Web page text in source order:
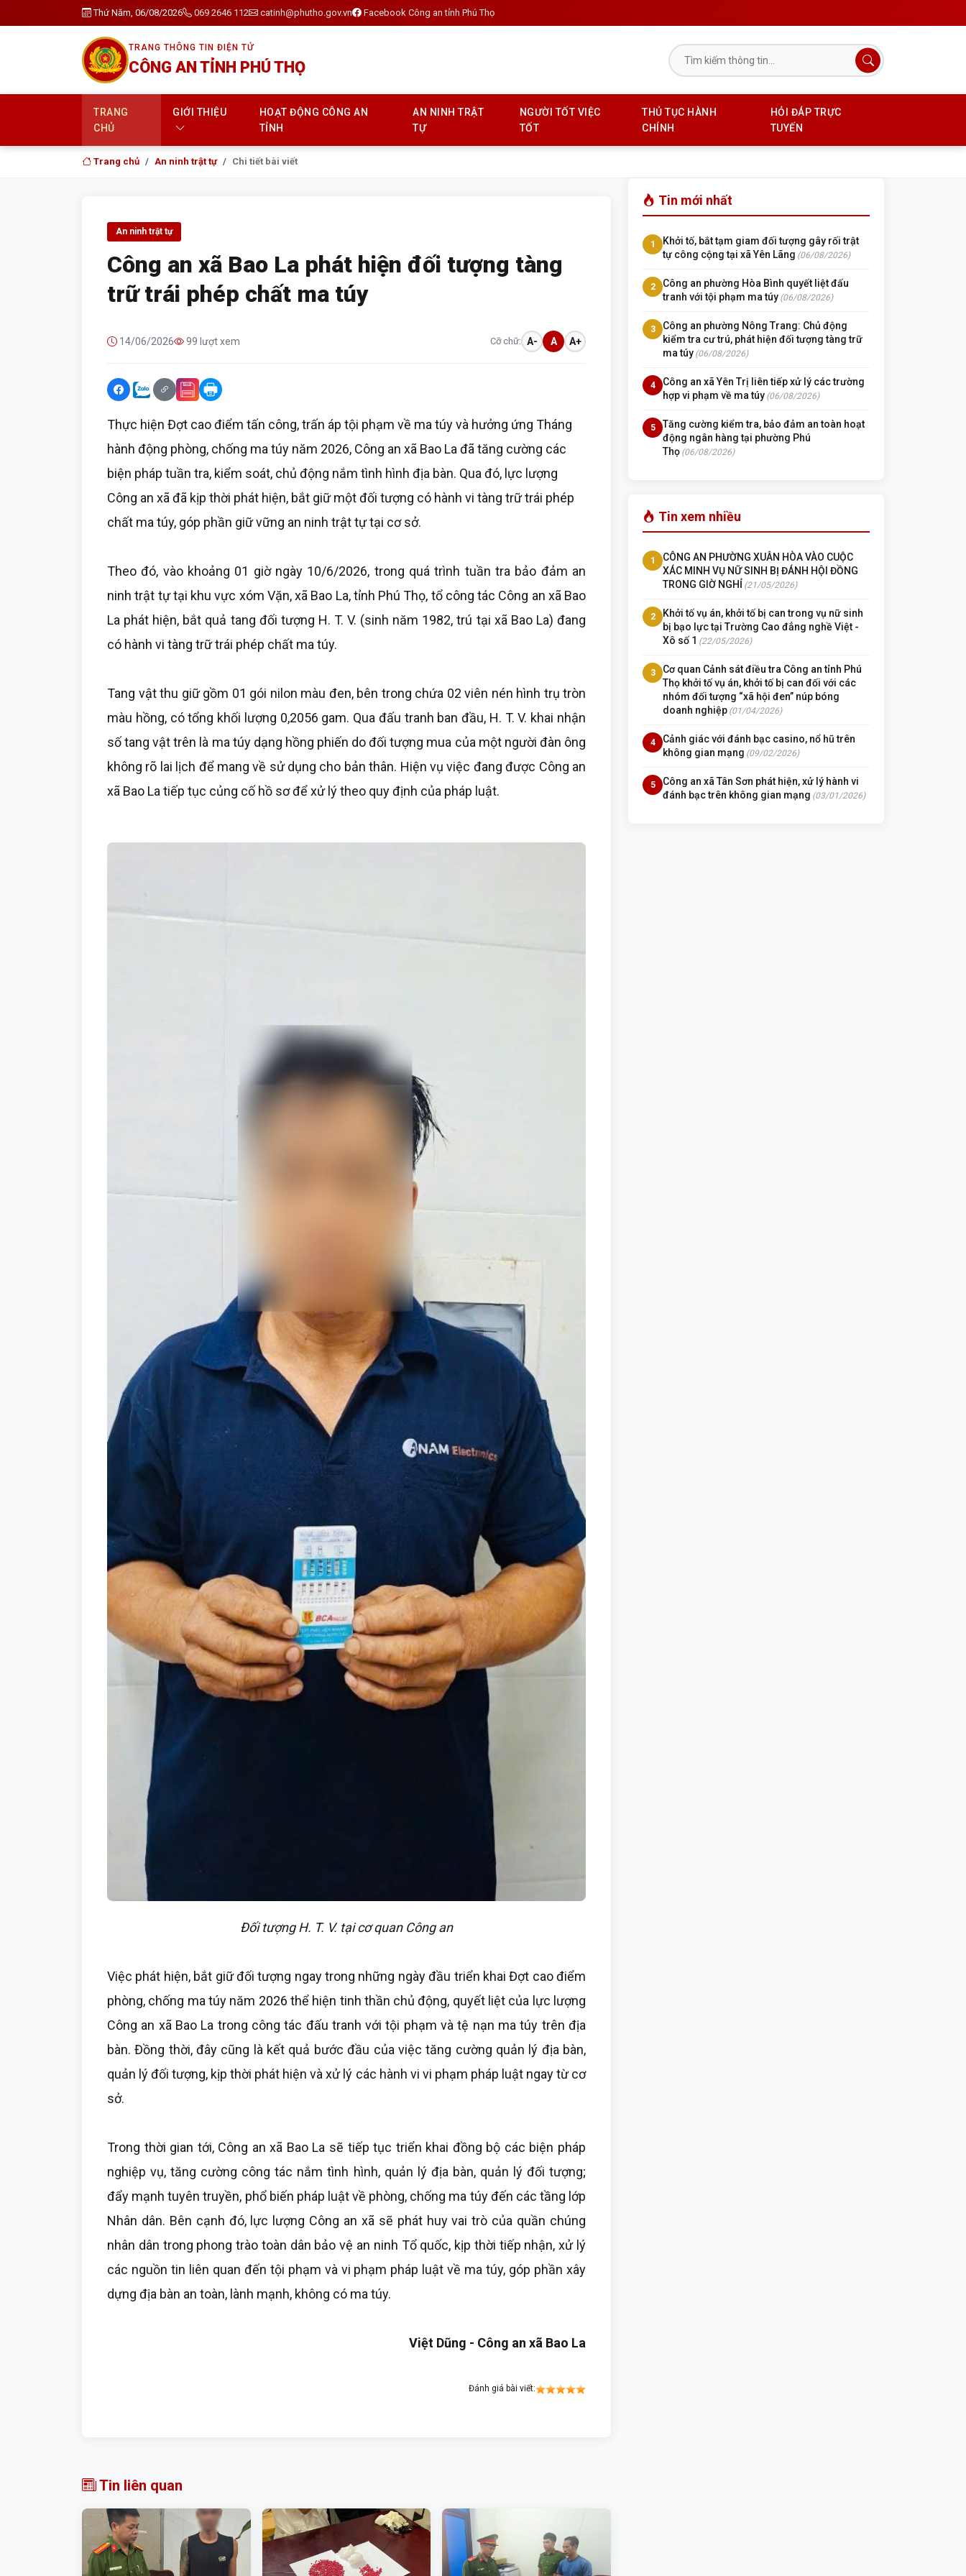
Thứ Năm, 06/08/2026 069 2646 112 catinh@phutho.gov.vn Facebook Công an tỉnh Phú Thọ
TRANG THÔNG TIN ĐIỆN TỬ
CÔNG AN TỈNH PHÚ THỌ
TRANG
CHỦ
GIỚI THIỆU
HOẠT ĐỘNG CÔNG AN
TỈNH
AN NINH TRẬT
TỰ
NGƯỜI TỐT VIỆC
TỐT
THỦ TỤC HÀNH
CHÍNH
HỎI ĐÁP TRỰC
TUYẾN
Trang chủ An ninh trật tự Chi tiết bài viết
An ninh trật tự
Công an xã Bao La phát hiện đối tượng tàng
trữ trái phép chất ma túy
14/06/2026 99 lượt xem Cỡ chữ: A- A A+
Thực hiện Đợt cao điểm tấn công, trấn áp tội phạm về ma túy và hưởng ứng Tháng
hành động phòng, chống ma túy năm 2026, Công an xã Bao La đã tăng cường các
biện pháp tuần tra, kiểm soát, chủ động nắm tình hình địa bàn. Qua đó, lực lượng
Công an xã đã kịp thời phát hiện, bắt giữ một đối tượng có hành vi tàng trữ trái phép
chất ma túy, góp phần giữ vững an ninh trật tự tại cơ sở.
Theo đó, vào khoảng 01 giờ ngày 10/6/2026, trong quá trình tuần tra bảo đảm an
ninh trật tự tại khu vực xóm Vặn, xã Bao La, tỉnh Phú Thọ, tổ công tác Công an xã Bao
La phát hiện, bắt quả tang đối tượng H. T. V. (sinh năm 1982, trú tại xã Bao La) đang
có hành vi tàng trữ trái phép chất ma túy.
Tang vật thu giữ gồm 01 gói nilon màu đen, bên trong chứa 02 viên nén hình trụ tròn
màu hồng, có tổng khối lượng 0,2056 gam. Qua đấu tranh ban đầu, H. T. V. khai nhận
số tang vật trên là ma túy dạng hồng phiến do đối tượng mua của một người đàn ông
không rõ lai lịch để mang về sử dụng cho bản thân. Hiện vụ việc đang được Công an
xã Bao La tiếp tục củng cố hồ sơ để xử lý theo quy định của pháp luật.
Đối tượng H. T. V. tại cơ quan Công an
Việc phát hiện, bắt giữ đối tượng ngay trong những ngày đầu triển khai Đợt cao điểm
phòng, chống ma túy năm 2026 thể hiện tinh thần chủ động, quyết liệt của lực lượng
Công an xã Bao La trong công tác đấu tranh với tội phạm và tệ nạn ma túy trên địa
bàn. Đồng thời, đây cũng là kết quả bước đầu của việc tăng cường quản lý địa bàn,
quản lý đối tượng, kịp thời phát hiện và xử lý các hành vi vi phạm pháp luật ngay từ cơ
sở.
Trong thời gian tới, Công an xã Bao La sẽ tiếp tục triển khai đồng bộ các biện pháp
nghiệp vụ, tăng cường công tác nắm tình hình, quản lý địa bàn, quản lý đối tượng;
đẩy mạnh tuyên truyền, phổ biến pháp luật về phòng, chống ma túy đến các tầng lớp
Nhân dân. Bên cạnh đó, lực lượng Công an xã sẽ phát huy vai trò của quần chúng
nhân dân trong phong trào toàn dân bảo vệ an ninh Tổ quốc, kịp thời tiếp nhận, xử lý
các nguồn tin liên quan đến tội phạm và vi phạm pháp luật về ma túy, góp phần xây
dựng địa bàn an toàn, lành mạnh, không có ma túy.
Việt Dũng - Công an xã Bao La
Đánh giá bài viết:
Tin liên quan
Tin mới nhất
1
Khởi tố, bắt tạm giam đối tượng gây rối trật
tự công cộng tại xã Yên Lãng (06/08/2026)
2
Công an phường Hòa Bình quyết liệt đấu
tranh với tội phạm ma túy (06/08/2026)
3
Công an phường Nông Trang: Chủ động
kiểm tra cư trú, phát hiện đối tượng tàng trữ
ma túy (06/08/2026)
4
Công an xã Yên Trị liên tiếp xử lý các trường
hợp vi phạm về ma túy (06/08/2026)
5
Tăng cường kiểm tra, bảo đảm an toàn hoạt
động ngân hàng tại phường Phú
Thọ (06/08/2026)
Tin xem nhiều
1
CÔNG AN PHƯỜNG XUÂN HÒA VÀO CUỘC
XÁC MINH VỤ NỮ SINH BỊ ĐÁNH HỘI ĐỒNG
TRONG GIỜ NGHỈ (21/05/2026)
2
Khởi tố vụ án, khởi tố bị can trong vụ nữ sinh
bị bạo lực tại Trường Cao đẳng nghề Việt -
Xô số 1 (22/05/2026)
3
Cơ quan Cảnh sát điều tra Công an tỉnh Phú
Thọ khởi tố vụ án, khởi tố bị can đối với các
nhóm đối tượng “xã hội đen” núp bóng
doanh nghiệp (01/04/2026)
4
Cảnh giác với đánh bạc casino, nổ hũ trên
không gian mạng (09/02/2026)
5
Công an xã Tân Sơn phát hiện, xử lý hành vi
đánh bạc trên không gian mạng (03/01/2026)